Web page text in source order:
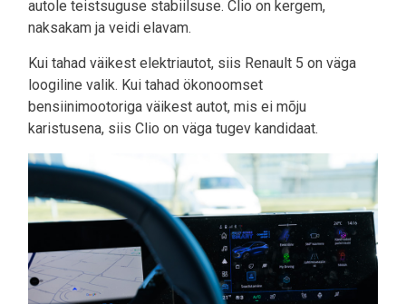
autole teistsuguse stabiilsuse. Clio on kergem,
naksakam ja veidi elavam.
Kui tahad väikest elektriautot, siis Renault 5 on väga
loogiline valik. Kui tahad ökonoomset
bensiinimootoriga väikest autot, mis ei mõju
karistusena, siis Clio on väga tugev kandidaat.